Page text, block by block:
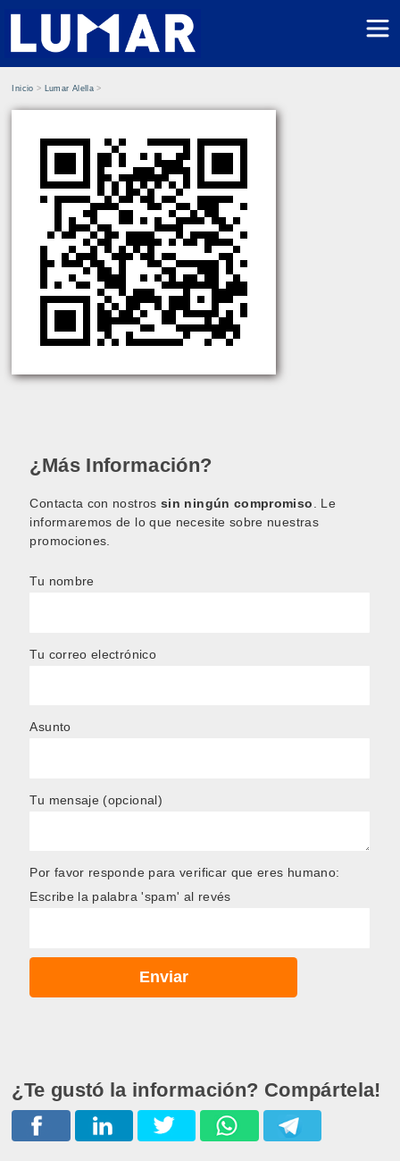
Inicio > Lumar Alella >
¿Más Información?
Contacta con nostros sin ningún compromiso . Le
informaremos de lo que necesite sobre nuestras
promociones.
Tu nombre
Tu correo electrónico
Asunto
Tu mensaje (opcional)
Por favor responde para verificar que eres humano:
Escribe la palabra 'spam' al revés
¿Te gustó la información? Compártela!